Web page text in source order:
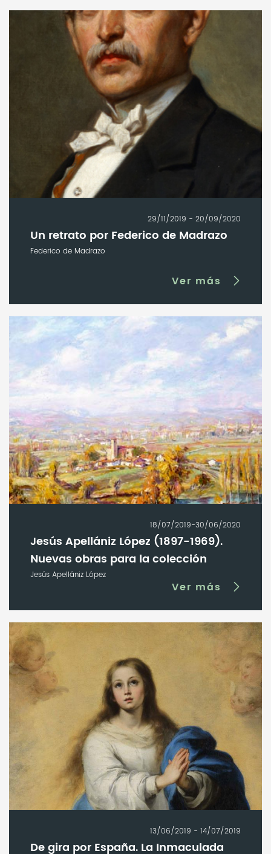
29/11/2019 - 20/09/2020
Un retrato por Federico de Madrazo
Federico de Madrazo
Ver más
18/07/2019-30/06/2020
Jesús Apellániz López (1897-1969).
Nuevas obras para la colección
Jesús Apellániz López
Ver más
13/06/2019 - 14/07/2019
De gira por España. La Inmaculada